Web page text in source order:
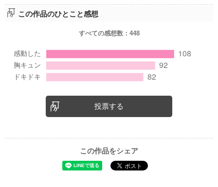
この作品のひとこと感想
すべての感想数： 448
投票する
この作品をシェア